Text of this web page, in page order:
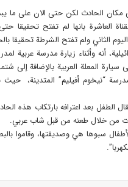
مكان الحادث لكن حتى الان على ما
العاشرة بانها لم تفتح تحقيقا
الثاني ولم تفتح الشرطة تحقيقا
أنه وأثناء زيارة مدرسة عربية
المعلة العربية بالإضافة إلى
لم يتجازوز عمره الـ 16، من مدرسة “نيخوم
الطفل بعد اعترافه بارتكاب هذه
من خلال طعنه من قبل شاب عربي.
سبوها هي وصديقتها، وقاموا